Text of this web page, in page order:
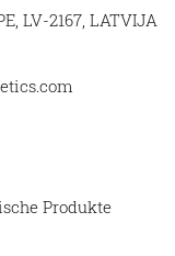
LV-2167, LATVIJA
Produkte